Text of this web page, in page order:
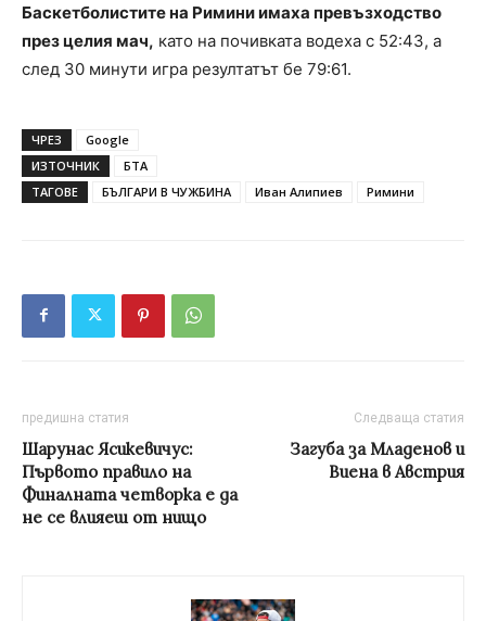
Баскетболистите на Римини имаха превъзходство
през целия мач, като на почивката водеха с 52:43, а
след 30 минути игра резултатът бе 79:61.
ЧРЕЗ
Google
ИЗТОЧНИК
БТА
ТАГОВЕ
БЪЛГАРИ В ЧУЖБИНА Иван Алипиев Римини
предишна статия
Шарунас Ясикевичус:
Първото правило на
Финалната четворка е да
не се влияеш от нищо
Следваща статия
Загуба за Младенов и
Виена в Австрия